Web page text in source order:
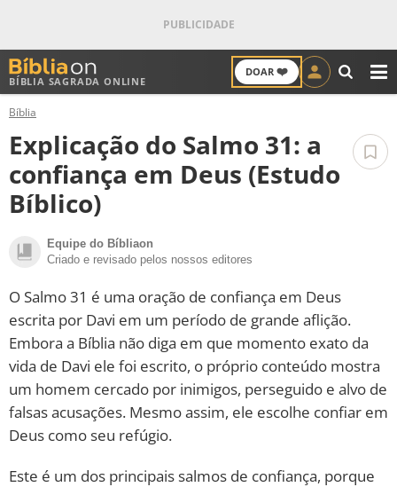
BÍBLIA SAGRADA ONLINE
DOAR ❤️
ANTIGO TESTAMENTO
NOVO TESTAMENTO
VERSÍCULOS
VERSÍCULO DO DIA
PALAVRA DO DIA
SALMO DO DIA
DEVOCIONAL DIÁRIO
10 MANDAMENTOS
ESTUDOS BÍBLICOS
Bíblia
Explicação do Salmo 31: a
confiança em Deus (Estudo
Bíblico)
Equipe do Bíbliaon
Criado e revisado pelos nossos editores
O Salmo 31 é uma oração de confiança em Deus
escrita por Davi em um período de grande aflição.
Embora a Bíblia não diga em que momento exato da
vida de Davi ele foi escrito, o próprio conteúdo mostra
um homem cercado por inimigos, perseguido e alvo de
falsas acusações. Mesmo assim, ele escolhe confiar em
Deus como seu refúgio.
Este é um dos principais salmos de confiança, porque